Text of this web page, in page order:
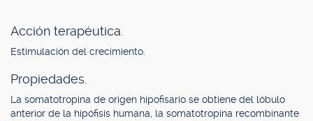
Acción terapéutica.
Estimulación del crecimiento.
Propiedades.
La somatotropina de origen hipofisario se obtiene del lóbulo
anterior de la hipófisis humana, la somatotropina recombinante